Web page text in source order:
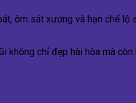
ôm sát xương và hạn chế lộ
chỉ đẹp hài hòa mà còn